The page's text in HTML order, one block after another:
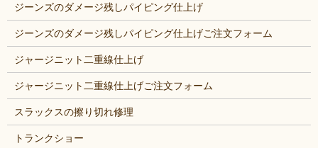
ジーンズのダメージ残しパイピング仕上げ
ジーンズのダメージ残しパイピング仕上げご注文フォーム
ジャージニット二重線仕上げ
ジャージニット二重線仕上げご注文フォーム
スラックスの擦り切れ修理
トランクショー